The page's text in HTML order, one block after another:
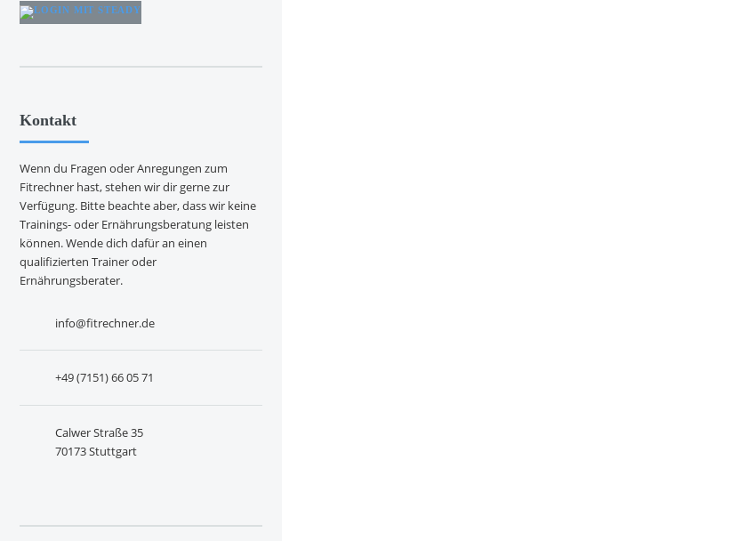
Kontakt
Wenn du Fragen oder Anregungen zum
Fitrechner hast, stehen wir dir gerne zur
Verfügung. Bitte beachte aber, dass wir keine
Trainings- oder Ernährungsberatung leisten
können. Wende dich dafür an einen
qualifizierten Trainer oder
Ernährungsberater.
info@fitrechner.de
+49 (7151) 66 05 71
Calwer Straße 35
70173 Stuttgart